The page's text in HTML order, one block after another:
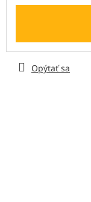
Jednotková
Opýtať sa